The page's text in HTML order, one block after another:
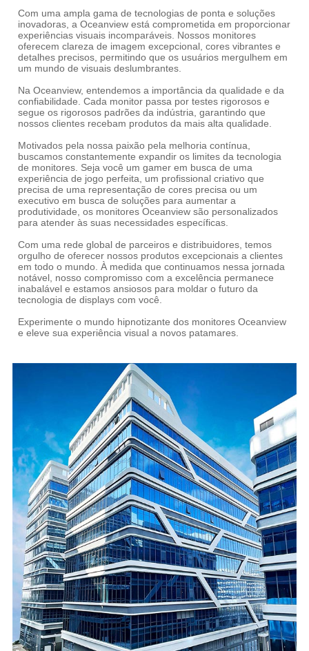
Com uma ampla gama de tecnologias de ponta e soluções
inovadoras, a Oceanview está comprometida em proporcionar
experiências visuais incomparáveis. Nossos monitores
oferecem clareza de imagem excepcional, cores vibrantes e
detalhes precisos, permitindo que os usuários mergulhem em
um mundo de visuais deslumbrantes.
Na Oceanview, entendemos a importância da qualidade e da
confiabilidade. Cada monitor passa por testes rigorosos e
segue os rigorosos padrões da indústria, garantindo que
nossos clientes recebam produtos da mais alta qualidade.
Motivados pela nossa paixão pela melhoria contínua,
buscamos constantemente expandir os limites da tecnologia
de monitores. Seja você um gamer em busca de uma
experiência de jogo perfeita, um profissional criativo que
precisa de uma representação de cores precisa ou um
executivo em busca de soluções para aumentar a
produtividade, os monitores Oceanview são personalizados
para atender às suas necessidades específicas.
Com uma rede global de parceiros e distribuidores, temos
orgulho de oferecer nossos produtos excepcionais a clientes
em todo o mundo. À medida que continuamos nessa jornada
notável, nosso compromisso com a excelência permanece
inabalável e estamos ansiosos para moldar o futuro da
tecnologia de displays com você.
Experimente o mundo hipnotizante dos monitores Oceanview
e eleve sua experiência visual a novos patamares.